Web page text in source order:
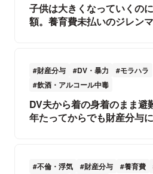
子供は大きくなっていくの
額。養育費未払いのジレンマ
財産分与 DV・暴力
モラハラ
飲酒・アルコール中毒
DV夫から着の身着のまま避
年たってからでも財産分与に
不倫・浮気 財産分与 養育費